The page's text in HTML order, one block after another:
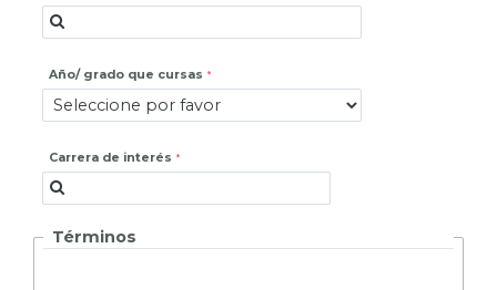
Año/ grado que cursas
Carrera de interés
Términos